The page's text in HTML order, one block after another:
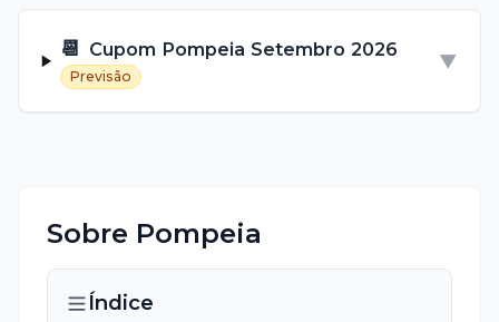
📆 Cupom Pompeia Setembro 2026
Previsão
▼
Sobre Pompeia
Índice